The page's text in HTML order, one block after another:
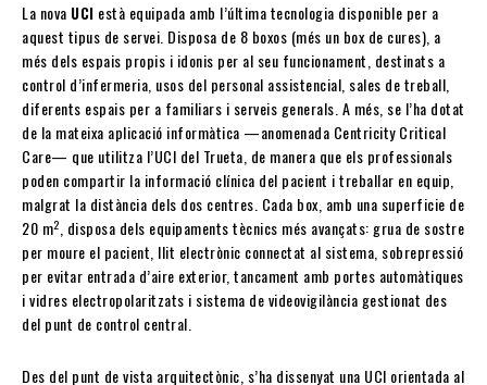
La nova UCI està equipada amb l’última tecnologia disponible per a
aquest tipus de servei. Disposa de 8 boxos (més un box de cures), a
més dels espais propis i idonis per al seu funcionament, destinats a
control d’infermeria, usos del personal assistencial, sales de treball,
diferents espais per a familiars i serveis generals. A més, se l’ha dotat
de la mateixa aplicació informàtica —anomenada Centricity Critical
Care— que utilitza l’UCI del Trueta, de manera que els professionals
poden compartir la informació clínica del pacient i treballar en equip,
malgrat la distància dels dos centres. Cada box, amb una superficie de
20 m2, disposa dels equipaments tècnics més avançats: grua de sostre
per moure el pacient, llit electrònic connectat al sistema, sobrepressió
per evitar entrada d’aire exterior, tancament amb portes automàtiques
i vidres electropolaritzats i sistema de videovigilància gestionat des
del punt de control central.
Des del punt de vista arquitectònic, s’ha dissenyat una UCI orientada al